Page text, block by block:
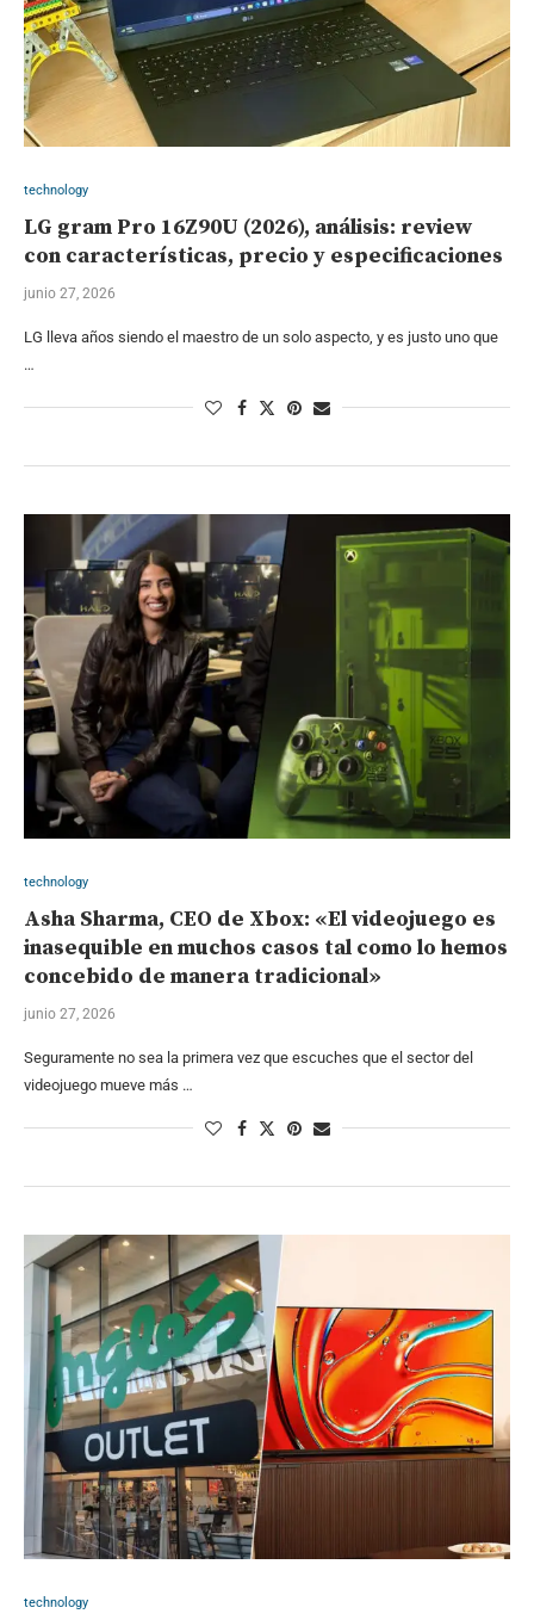
technology
LG gram Pro 16Z90U (2026), análisis: review
con características, precio y especificaciones
junio 27, 2026
LG lleva años siendo el maestro de un solo aspecto, y es justo uno que
…
technology
Asha Sharma, CEO de Xbox: «El videojuego es
inasequible en muchos casos tal como lo hemos
concebido de manera tradicional»
junio 27, 2026
Seguramente no sea la primera vez que escuches que el sector del
videojuego mueve más …
technology